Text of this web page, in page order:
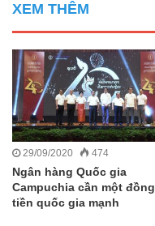
XEM THÊM
29/09/2020 474
Ngân hàng Quốc gia
Campuchia cần một đồng
tiền quốc gia mạnh